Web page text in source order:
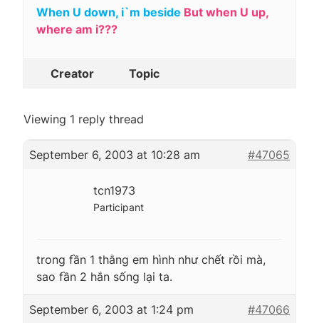
When U down, i`m beside But when U up,
where am i???
Creator Topic
Viewing 1 reply thread
September 6, 2003 at 10:28 am #47065
tcn1973
Participant
trong fần 1 thằng em hình như chết rồi mà,
sao fần 2 hắn sống lại ta.
September 6, 2003 at 1:24 pm #47066